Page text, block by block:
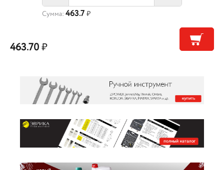
Сумма: 463.7 ₽
463.70₽